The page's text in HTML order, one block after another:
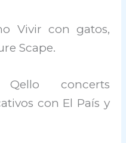
Vivir con gatos,
Scape.
concerts
con El País y